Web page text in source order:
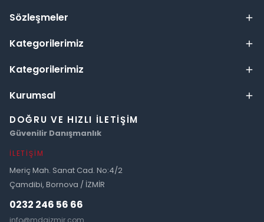
Sözleşmeler
Kategorilerimiz
Kategorilerimiz
Kurumsal
DOĞRU VE HIZLI İLETIŞIM
Güvenilir Danışmanlık
İLETIŞIM
Meriç Mah. Sanat Cad. No:4/2
Çamdibi, Bornova / İZMİR
0232 246 56 66
info@mdaizmir.com